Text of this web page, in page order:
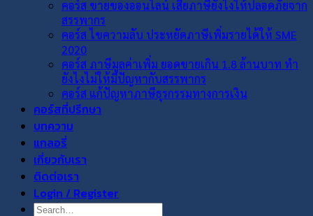
คอร์ส ขายของออนไลน์ เสียภาษียังไงให้ปลอดภัยจาก
สรรพากร
คอร์ส ไขความลับ ประหยัดภาษีเพิ่มรายได้ให้ SME
2020
คอร์ส ภาษีมูลค่าเพิ่ม ยอดขายเกิน 1.8 ล้านบาท ทำ
ยังไงไม่ให้มีปัญหากับสรรพากร
คอร์ส แก้ปัญหาภาษีธุรกรรมทางการเงิน
คอร์สที่ปรึกษา
บทความ
แกลอรี่
เกี่ยวกับเรา
ติดต่อเรา
Login / Register
Search